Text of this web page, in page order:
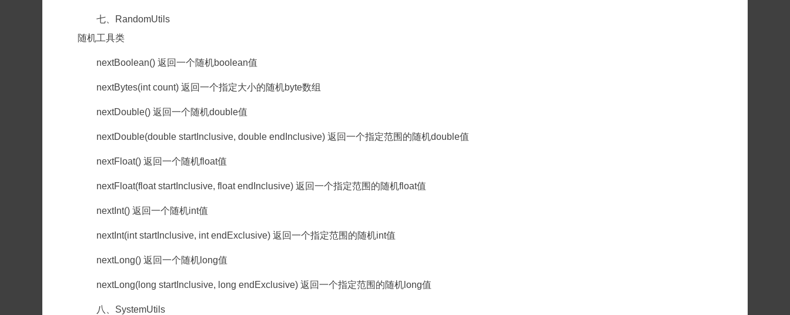
七、RandomUtils
随机工具类
nextBoolean() 返回一个随机boolean值
nextBytes(int count) 返回一个指定大小的随机byte数组
nextDouble() 返回一个随机double值
nextDouble(double startInclusive, double endInclusive) 返回一个指定范围的随机double值
nextFloat() 返回一个随机float值
nextFloat(float startInclusive, float endInclusive) 返回一个指定范围的随机float值
nextInt() 返回一个随机int值
nextInt(int startInclusive, int endExclusive) 返回一个指定范围的随机int值
nextLong() 返回一个随机long值
nextLong(long startInclusive, long endExclusive) 返回一个指定范围的随机long值
八、SystemUtils